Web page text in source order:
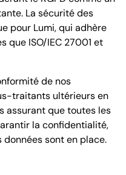
La sécurité des
pour Lumi, qui adhère
que ISO/IEC 27001 et
de nos
traitants ultérieurs en
assurant que toutes les
la confidentialité,
sont en place.